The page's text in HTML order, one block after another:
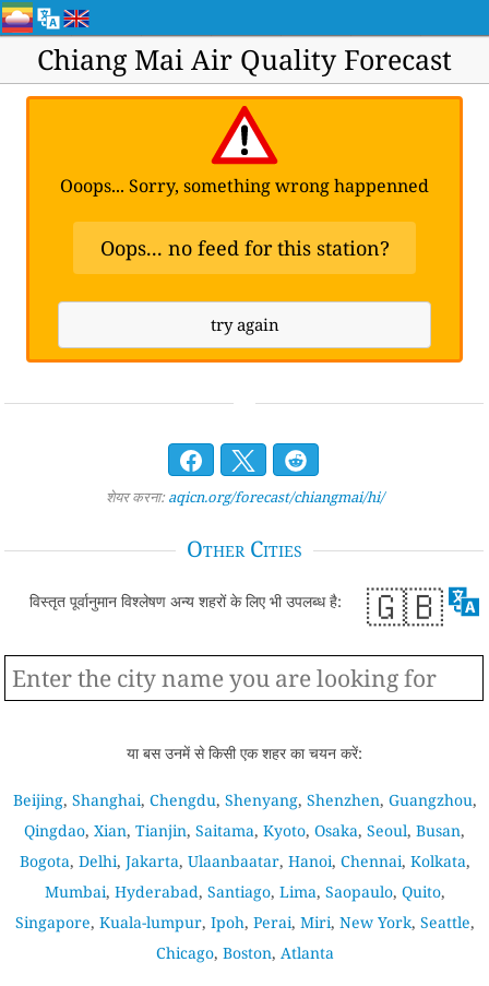
Chiang Mai Air Quality Forecast
Ooops... Sorry, something wrong happenned
Oops... no feed for this station?
try again
शेयर करना: aqicn.org/forecast/chiangmai/hi/
Other Cities
🇬🇧
विस्तृत पूर्वानुमान विश्लेषण अन्य शहरों के लिए भी उपलब्ध है:
या बस उनमें से किसी एक शहर का चयन करें:
Beijing, Shanghai, Chengdu, Shenyang, Shenzhen, Guangzhou,
Qingdao, Xian, Tianjin, Saitama, Kyoto, Osaka, Seoul, Busan,
Bogota, Delhi, Jakarta, Ulaanbaatar, Hanoi, Chennai, Kolkata,
Mumbai, Hyderabad, Santiago, Lima, Saopaulo, Quito,
Singapore, Kuala-lumpur, Ipoh, Perai, Miri, New York, Seattle,
Chicago, Boston, Atlanta